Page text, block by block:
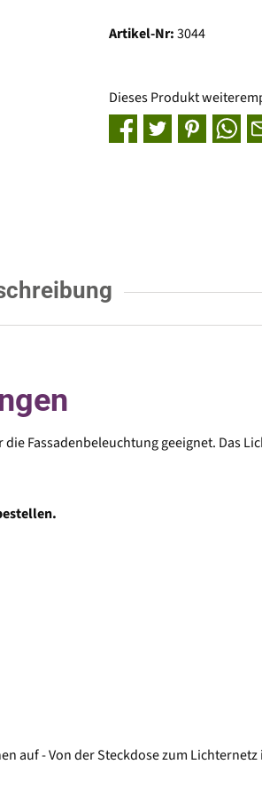
Artikel-Nr:3044
Dieses Produkt
Fassadenbeleuchtung geeignet. Das
auf - Von der Steckdose zum